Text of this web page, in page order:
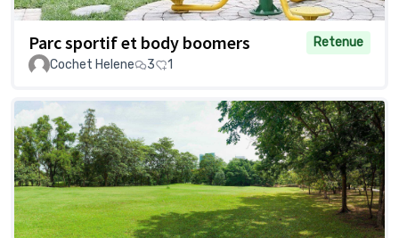
Parc sportif et body boomers
Retenue
Cochet Helene
3 1